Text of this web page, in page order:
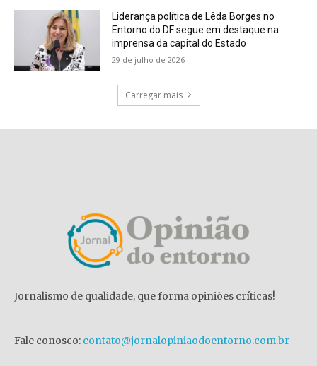
Liderança política de Lêda Borges no
Entorno do DF segue em destaque na
imprensa da capital do Estado
29 de julho de 2026
Carregar mais
Jornalismo de qualidade, que forma opiniões críticas!
Fale conosco: contato@jornalopiniaodoentorno.com.br